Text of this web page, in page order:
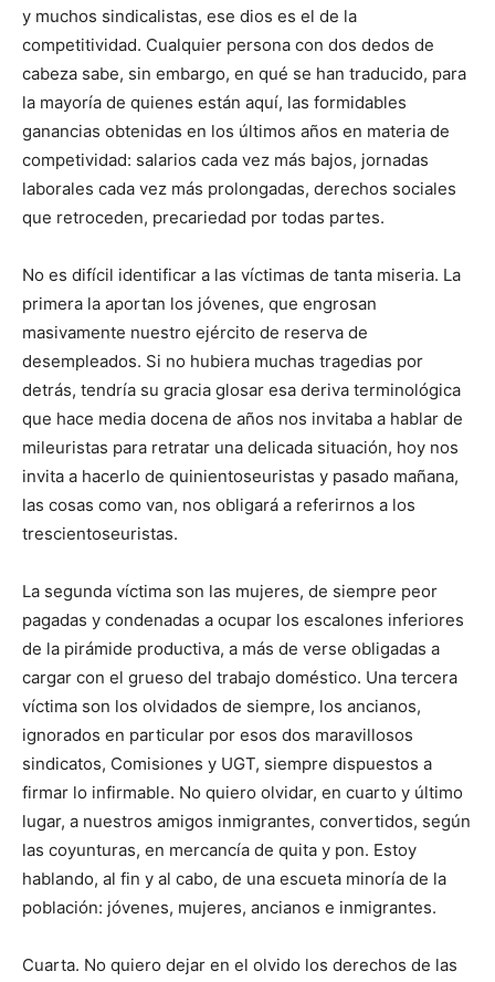
y muchos sindicalistas, ese dios es el de la
competitividad. Cualquier persona con dos dedos de
cabeza sabe, sin embargo, en qué se han traducido, para
la mayoría de quienes están aquí, las formidables
ganancias obtenidas en los últimos años en materia de
competividad: salarios cada vez más bajos, jornadas
laborales cada vez más prolongadas, derechos sociales
que retroceden, precariedad por todas partes.
No es difícil identificar a las víctimas de tanta miseria. La
primera la aportan los jóvenes, que engrosan
masivamente nuestro ejército de reserva de
desempleados. Si no hubiera muchas tragedias por
detrás, tendría su gracia glosar esa deriva terminológica
que hace media docena de años nos invitaba a hablar de
mileuristas para retratar una delicada situación, hoy nos
invita a hacerlo de quinientoseuristas y pasado mañana,
las cosas como van, nos obligará a referirnos a los
trescientoseuristas.
La segunda víctima son las mujeres, de siempre peor
pagadas y condenadas a ocupar los escalones inferiores
de la pirámide productiva, a más de verse obligadas a
cargar con el grueso del trabajo doméstico. Una tercera
víctima son los olvidados de siempre, los ancianos,
ignorados en particular por esos dos maravillosos
sindicatos, Comisiones y UGT, siempre dispuestos a
firmar lo infirmable. No quiero olvidar, en cuarto y último
lugar, a nuestros amigos inmigrantes, convertidos, según
las coyunturas, en mercancía de quita y pon. Estoy
hablando, al fin y al cabo, de una escueta minoría de la
población: jóvenes, mujeres, ancianos e inmigrantes.
Cuarta. No quiero dejar en el olvido los derechos de las